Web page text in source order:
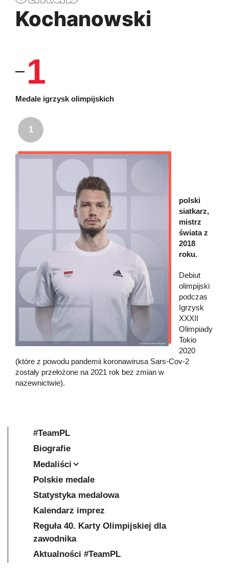
Kochanowski
1
Medale igrzysk olimpijskich
1
polski
siatkarz,
mistrz
świata z
2018
roku.
Debiut
olimpijski
podczas
Igrzysk
XXXII
Olimpiady
Tokio
2020
(które z powodu pandemii koronawirusa Sars-Cov-2
zostały przełożone na 2021 rok bez zmian w
nazewnictwie).
#TeamPL
Biografie
Medaliści
Polskie medale
Statystyka medalowa
Kalendarz imprez
Reguła 40. Karty Olimpijskiej dla
zawodnika
Aktualności #TeamPL